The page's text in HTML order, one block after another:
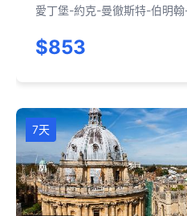
愛丁堡-約克-曼徹斯特-伯明
$853
7天